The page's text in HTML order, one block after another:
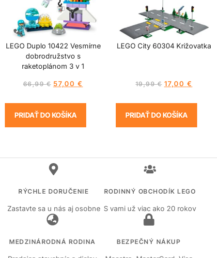
LEGO Duplo 10422 Vesmírne
dobrodružstvo s
raketoplánom 3 v 1
66,99€ 57,00 €
PRIDAŤ DO KOŠÍKA
LEGO City 60304 Križovatka
19,99€ 17,00 €
PRIDAŤ DO KOŠÍKA
RÝCHLE DORUČENIE
Zastavte sa u nás aj osobne
RODINNÝ OBCHODÍK LEGO
S vami už viac ako 20 rokov
MEDZINÁRODNÁ RODINA BEZPEČNÝ NÁKUP